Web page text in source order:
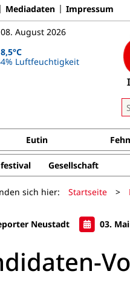
Mediadaten Impressum
August 2026
Luftfeuchtigkeit
Eutin
Gesellschaft
sich hier: Startseite >
Neustadt 03.